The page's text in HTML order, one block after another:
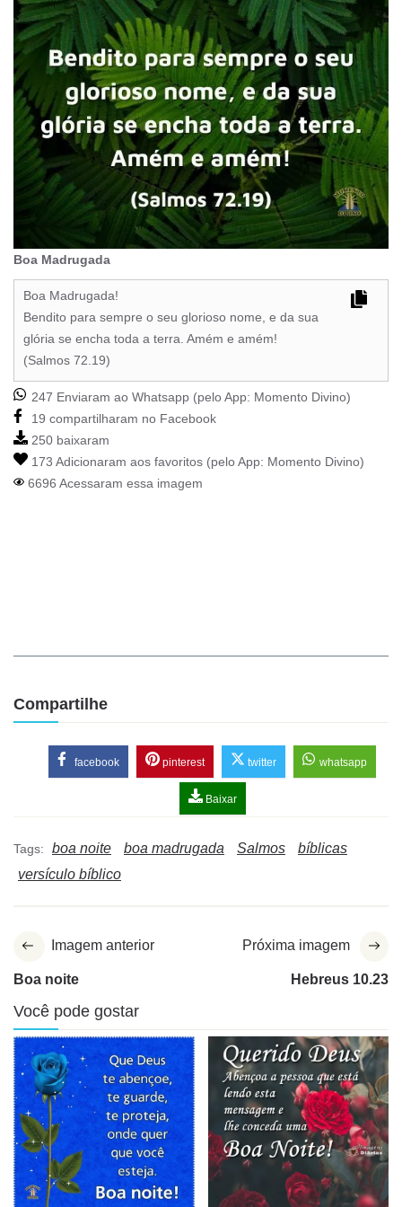
Boa Madrugada
Boa Madrugada!
Bendito para sempre o seu glorioso nome, e da sua
glória se encha toda a terra. Amém e amém!
(Salmos 72.19)
247 Enviaram ao Whatsapp (pelo App: Momento Divino)
19 compartilharam no Facebook
250 baixaram
173 Adicionaram aos favoritos (pelo App: Momento Divino)
6696 Acessaram essa imagem
Compartilhe
facebook pinterest twitter whatsapp
Baixar
Tags: boa noite boa madrugada Salmos
bíblicas
versículo bíblico
Imagem anterior
Boa noite
Próxima imagem
Hebreus 10.23
Você pode gostar